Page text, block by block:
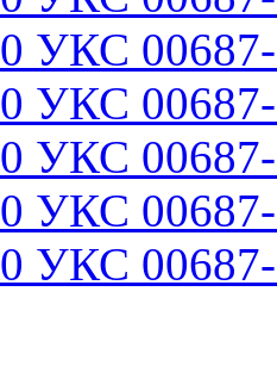
УКС
УКС
УКС
УКС
УКС